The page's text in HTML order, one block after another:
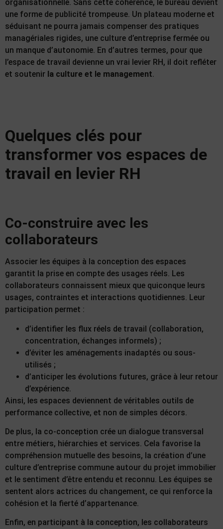
organisationnelle. Sans cette cohérence, le bureau devient
une forme de publicité trompeuse. Un plateau moderne et
séduisant ne pourra jamais compenser des pratiques
managériales rigides, une culture d’entreprise fermée ou
un manque d’autonomie. En d’autres termes, pour que
l’espace de travail devienne un vrai levier RH, il doit refléter
et soutenir la culture et le management.
Quelques clés pour
transformer vos espaces de
travail en levier RH
Co-construire avec les
collaborateurs
Associer les équipes à la conception des espaces
garantit la prise en compte des usages réels. Les
collaborateurs connaissent mieux que quiconque leurs
usages, contraintes et interactions quotidiennes. Leur
participation permet :
d’identifier les flux réels de travail (collaboration,
concentration, échanges informels) ;
d’éviter les aménagements inadaptés ou sous-
utilisés ;
d’anticiper les évolutions futures, grâce à leur retour
d’expérience.
Ainsi, les espaces deviennent de véritables outils de
performance collective, et non de simples décors.
De plus, la co-conception crée un dialogue transversal
entre métiers, hiérarchies et services. Cela favorise la
compréhension mutuelle des besoins, la création d’une
culture d’entreprise commune autour du projet immobilier
et le sentiment d’être entendu et reconnu. Les équipes se
sentent alors actrices du changement, ce qui renforce la
cohésion et la fierté d’appartenance.
Enfin, en participant à la conception, les collaborateurs